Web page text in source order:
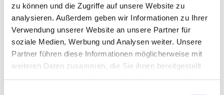
zu können und die Zugriffe auf unsere Website zu
analysieren. Außerdem geben wir Informationen zu Ihrer
Verwendung unserer Website an unsere Partner für
soziale Medien, Werbung und Analysen weiter. Unsere
Partner führen diese Informationen möglicherweise mit
weiteren Daten zusammen, die Sie ihnen bereitgestellt
haben oder die sie im Rahmen Ihrer Nutzung der Dienste
Bing Super Desk Edugames